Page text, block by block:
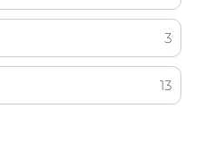
3
13